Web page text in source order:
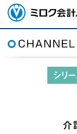
ミロク会計人会
ACCOUNTING
ASSOCIATION
介